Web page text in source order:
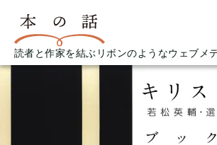
読者と作家を結ぶリボンのようなウェブメ